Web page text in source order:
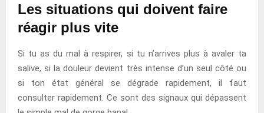
Les situations qui doivent faire
réagir plus vite
Si tu as du mal à respirer, si tu n’arrives plus à avaler ta
salive, si la douleur devient très intense d’un seul côté ou
si ton état général se dégrade rapidement, il faut
consulter rapidement. Ce sont des signaux qui dépassent